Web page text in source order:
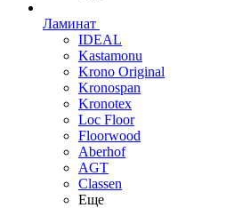
Ламинат
IDEAL
Kastamonu
Krono Original
Kronospan
Kronotex
Loc Floor
Floorwood
Aberhof
AGT
Classen
Еще